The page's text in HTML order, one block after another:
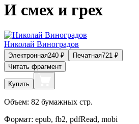
И смех и грех
Николай Виноградов
Электронная240 ₽ Печатная721 ₽
Читать фрагмент
Купить
Объем: 82 бумажных стр.
Формат: epub, fb2, pdfRead, mobi